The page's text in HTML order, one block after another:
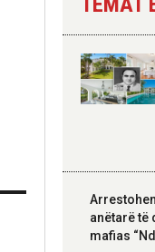
anëtarë të
mafias